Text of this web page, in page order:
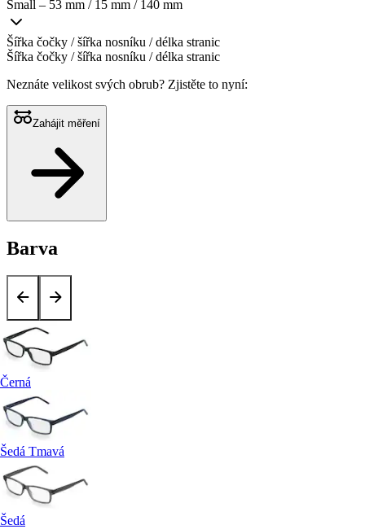
Small – 53 mm / 15 mm / 140 mm
Šířka čočky / šířka nosníku / délka stranic
Šířka čočky / šířka nosníku / délka stranic
Neznáte velikost svých obrub? Zjistěte to nyní:
Zahájit měření
Barva
Černá
Šedá Tmavá
Šedá